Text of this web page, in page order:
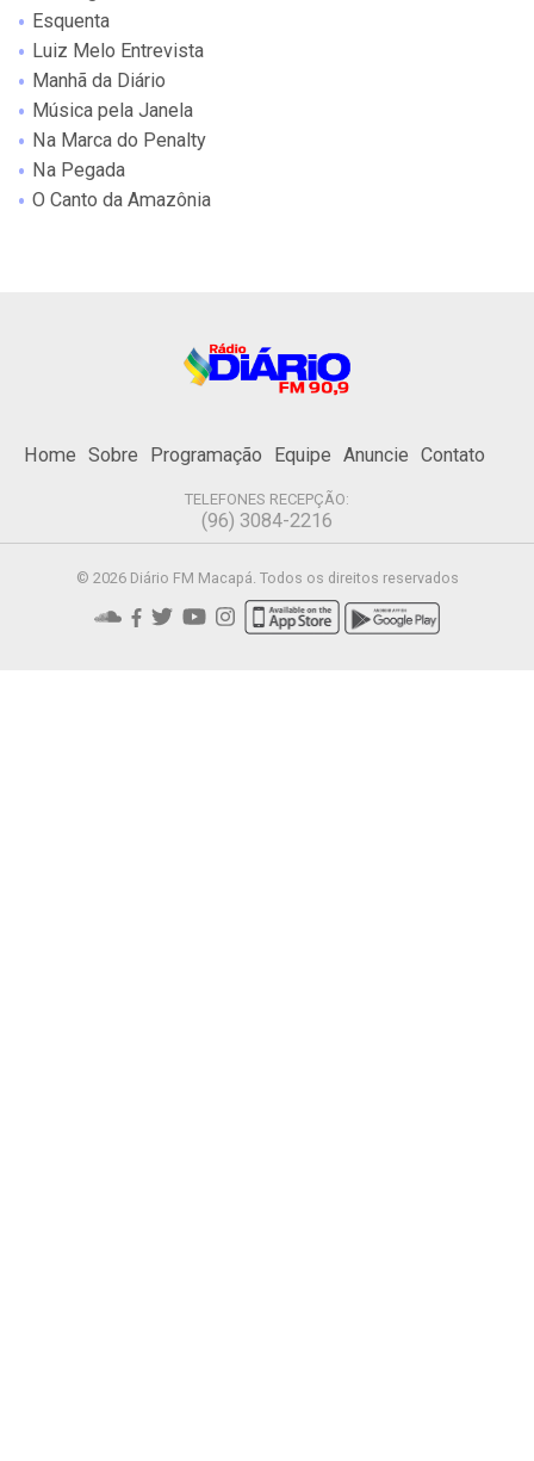
Esquenta
Luiz Melo Entrevista
Manhã da Diário
Música pela Janela
Na Marca do Penalty
Na Pegada
O Canto da Amazônia
Home Sobre Programação Equipe Anuncie Contato
TELEFONES RECEPÇÃO:
(96) 3084-2216
© 2026 Diário FM Macapá. Todos os direitos reservados